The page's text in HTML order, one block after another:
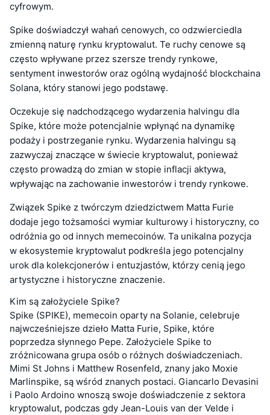
cyfrowym.
Spike doświadczył wahań cenowych, co odzwierciedla
zmienną naturę rynku kryptowalut. Te ruchy cenowe są
często wpływane przez szersze trendy rynkowe,
sentyment inwestorów oraz ogólną wydajność blockchaina
Solana, który stanowi jego podstawę.
Oczekuje się nadchodzącego wydarzenia halvingu dla
Spike, które może potencjalnie wpłynąć na dynamikę
podaży i postrzeganie rynku. Wydarzenia halvingu są
zazwyczaj znaczące w świecie kryptowalut, ponieważ
często prowadzą do zmian w stopie inflacji aktywa,
wpływając na zachowanie inwestorów i trendy rynkowe.
Związek Spike z twórczym dziedzictwem Matta Furie
dodaje jego tożsamości wymiar kulturowy i historyczny, co
odróżnia go od innych memecoinów. Ta unikalna pozycja
w ekosystemie kryptowalut podkreśla jego potencjalny
urok dla kolekcjonerów i entuzjastów, którzy cenią jego
artystyczne i historyczne znaczenie.
Kim są założyciele Spike?
Spike (SPIKE), memecoin oparty na Solanie, celebruje
najwcześniejsze dzieło Matta Furie, Spike, które
poprzedza słynnego Pepe. Założyciele Spike to
zróżnicowana grupa osób o różnych doświadczeniach.
Mimi St Johns i Matthew Rosenfeld, znany jako Moxie
Marlinspike, są wśród znanych postaci. Giancarlo Devasini
i Paolo Ardoino wnoszą swoje doświadczenie z sektora
kryptowalut, podczas gdy Jean-Louis van der Velde i